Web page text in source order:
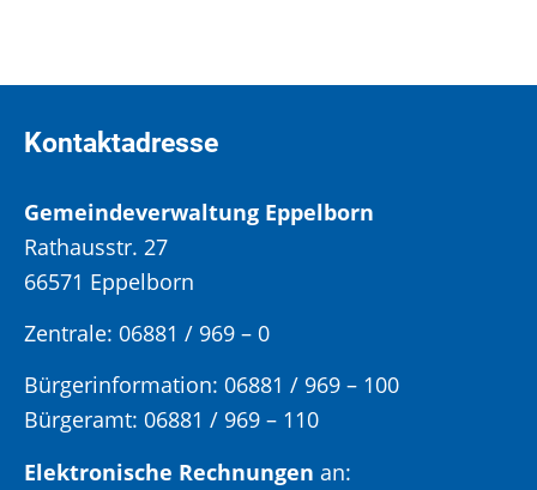
Kontaktadresse
Gemeindeverwaltung Eppelborn
Rathausstr. 27
66571 Eppelborn
Zentrale: 06881 / 969 – 0
Bürgerinformation: 06881 / 969 – 100
Bürgeramt: 06881 / 969 – 110
Elektronische Rechnungen an: